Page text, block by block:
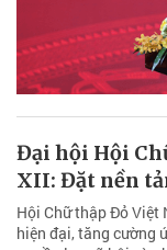
Đại hội Hội
XII: Đặt nền
Hội Chữ thập Đỏ Việt
hiện đại, tăng cường